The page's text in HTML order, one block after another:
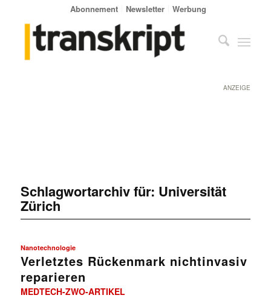
Abonnement Newsletter Werbung
ANZEIGE
Schlagwortarchiv für: Universität
Zürich
Nanotechnologie
Verletztes Rückenmark nichtinvasiv
reparieren
MEDTECH-ZWO-ARTIKEL